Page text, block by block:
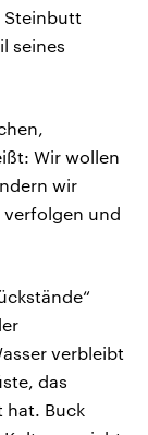
Steinbutt
seines
Wir wollen
wir
verfolgen und
verbleibt
das
hat. Buck